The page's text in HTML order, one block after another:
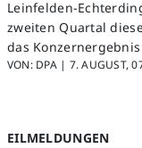
Leinfelden-
zweiten Quartal
das
VON: DPA | 7. AUGUST,
EILMELDUNGEN